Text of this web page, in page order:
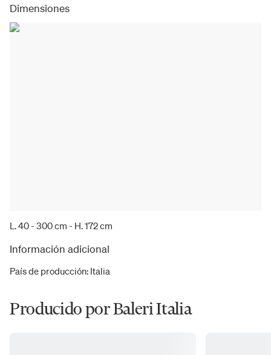
Dimensiones
L. 40 - 300 cm - H. 172 cm
Información adicional
País de producción: Italia
Producido por Baleri Italia